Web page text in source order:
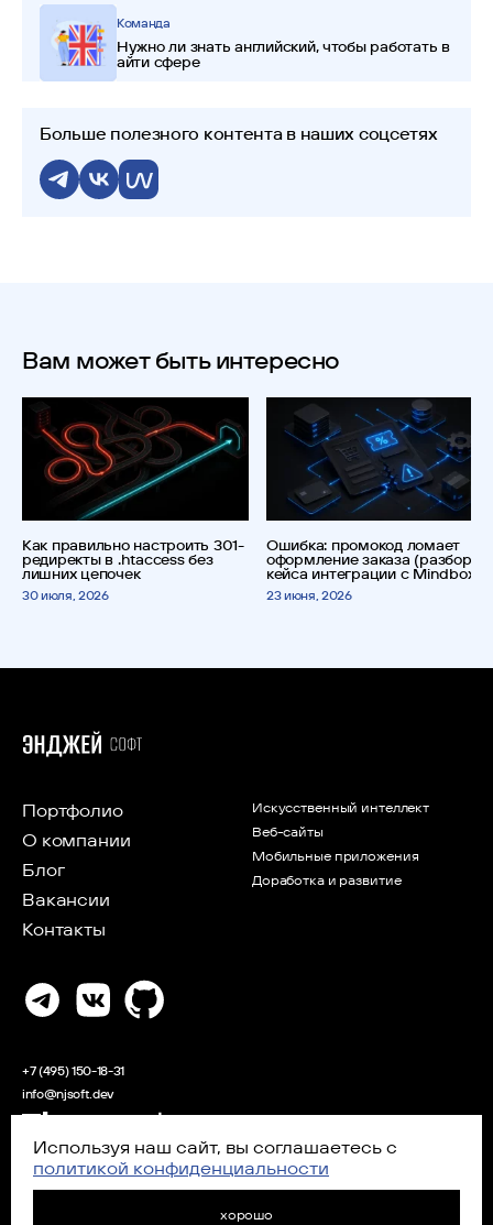
Команда
Нужно ли знать английский, чтобы работать в
айти сфере
Больше полезного контента в наших соцсетях
Вам может быть интересно
Как правильно настроить 301-
редиректы в .htaccess без
лишних цепочек
30 июля, 2026
Ошибка: промокод ломает
оформление заказа (разбор
кейса интеграции с Mindbox)
23 июня, 2026
Портфолио
О компании
Блог
Вакансии
Контакты
Искусственный интеллект
Веб-сайты
Мобильные приложения
Доработка и развитие
+7 (495) 150-18-31
info@njsoft.dev
Аккредитованная IT-компания
2026 ООО «ЭНДЖЕЙ СОФТ»
Используя наш сайт, вы соглашаетесь с
политикой конфиденциальности
хорошо